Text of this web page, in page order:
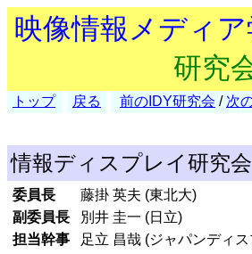
映像情報メディ
研究
トップ 戻る 前のIDY研究会 / 次
情報ディスプレイ研究会
委員長
藤掛 英夫 (東北大)
副委員長
別井 圭一 (日立)
担当幹事
足立 昌哉 (ジャパンディ